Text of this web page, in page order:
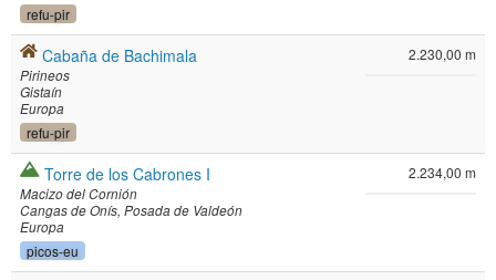
refu-pir
Cabaña de Bachimala
Pirineos
Gistaín
Europa
refu-pir
2.230,00 m
Torre de los Cabrones I
Macizo del Cornión
Cangas de Onís Posada de Valdeón
Europa
picos-eu
2.234,00 m